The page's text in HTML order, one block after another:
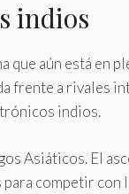
indios
aún está en
frente a rivales
indios.
Asiáticos. El
competir con